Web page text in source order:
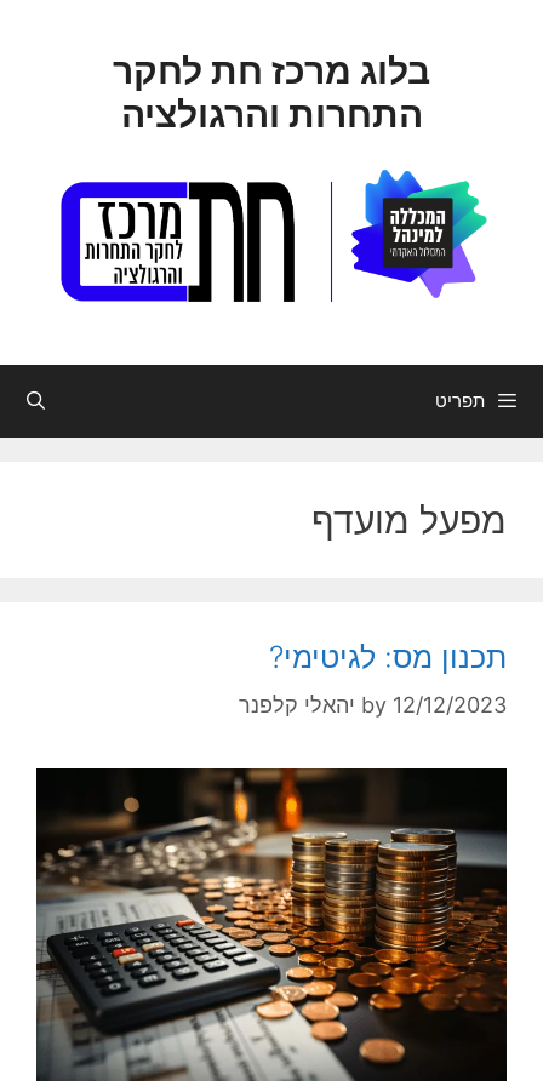
בלוג מרכז חת לחקר
התחרות והרגולציה
תפריט
מפעל מועדף
תכנון מס: לגיטימי?
12/12/2023
by יהאלי קלפנר